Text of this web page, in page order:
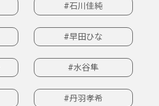
#石川佳純
#早田ひな
#水谷隼
#丹羽孝希